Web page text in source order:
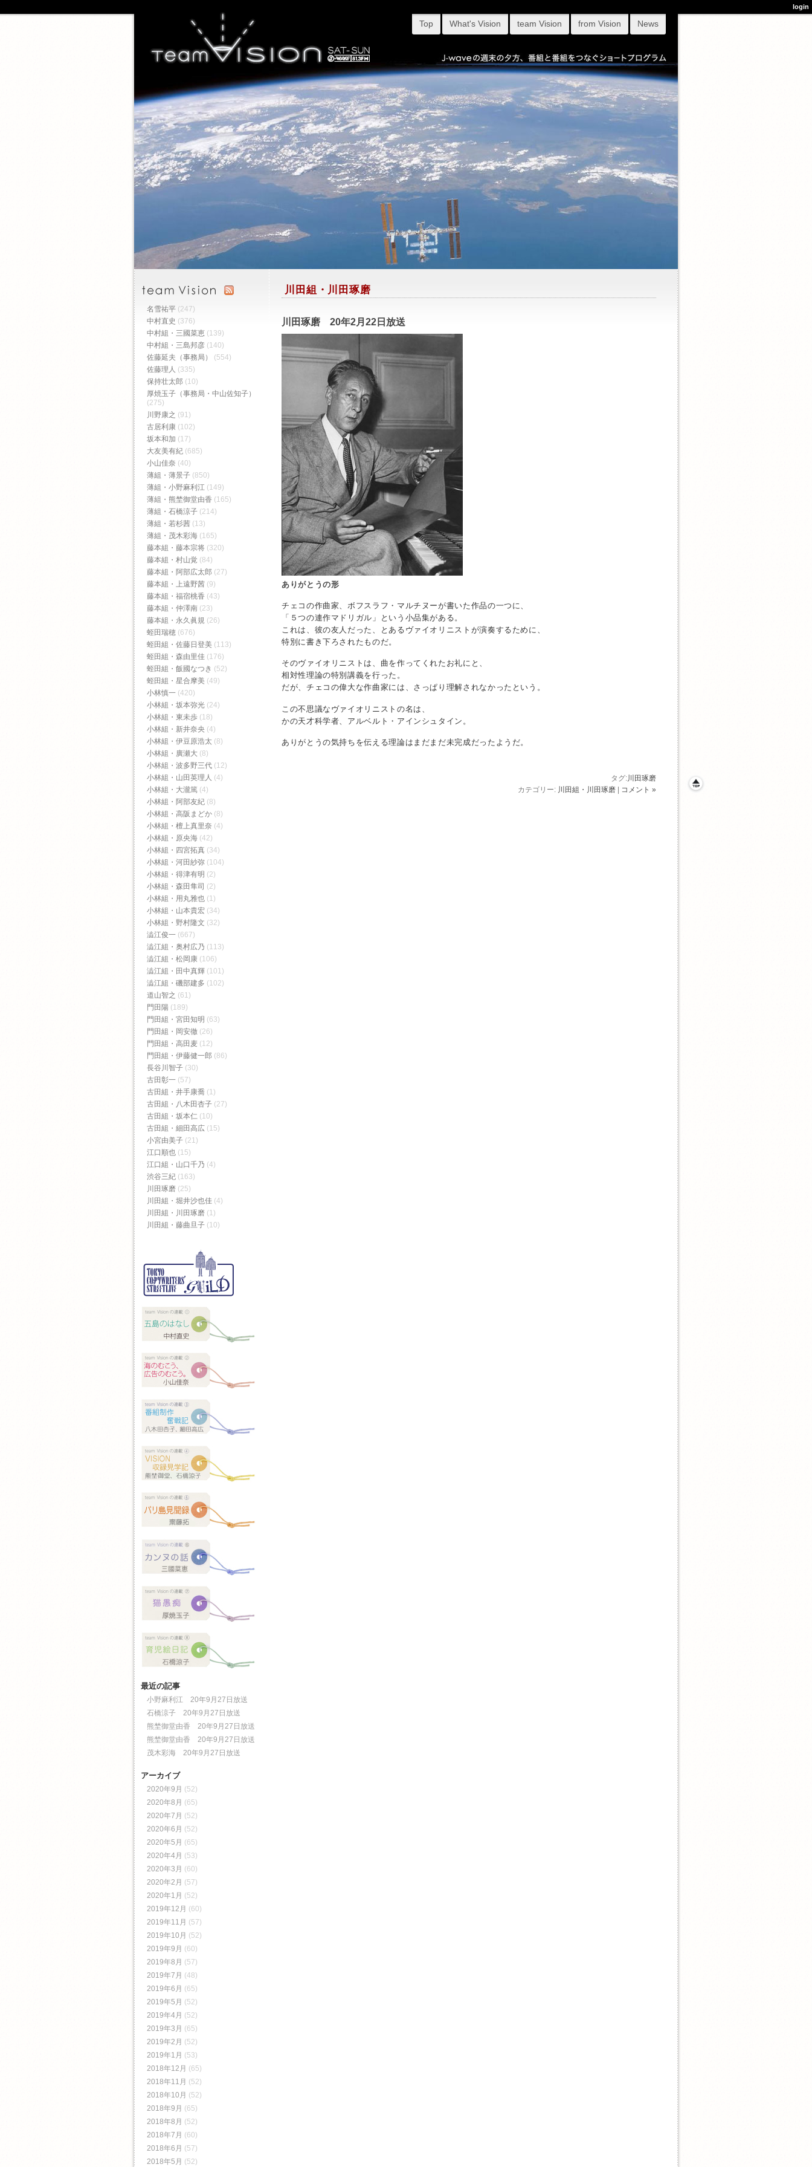
Top What's Vision team Vision from Vision News
川田組・川田琢磨
川田琢磨 20年2月22日放送
ありがとうの形
チェコの作曲家、ボフスラフ・マルチヌーが書いた作品の一つに、
「５つの連作マドリガル」という小品集がある。
これは、彼の友人だった、とあるヴァイオリニストが演奏するために、
特別に書き下ろされたものだ。
そのヴァイオリニストは、曲を作ってくれたお礼にと、
相対性理論の特別講義を行った。
だが、チェコの偉大な作曲家には、さっぱり理解されなかったという。
この不思議なヴァイオリニストの名は、
かの天才科学者、アルベルト・アインシュタイン。
ありがとうの気持ちを伝える理論はまだまだ未完成だったようだ。
タグ:川田琢磨
カテゴリー: 川田組・川田琢磨 コメント »
名雪祐平 (247)
中村直史 (376)
中村組・三國菜恵 (139)
中村組・三島邦彦 (140)
佐藤延夫（事務局）
(554)
佐藤理人 (335)
保持壮太郎 (10)
厚焼玉子（事務局・中山佐知子）
(275)
川野康之 (91)
古居利康 (102)
坂本和加 (17)
大友美有紀 (685)
小山佳奈 (40)
薄組・薄景子 (850)
薄組・小野麻利江 (149)
薄組・熊埜御堂由香 (165)
薄組・石橋涼子 (214)
薄組・若杉茜 (13)
薄組・茂木彩海 (165)
藤本組・藤本宗将 (320)
藤本組・村山覚 (84)
藤本組・阿部広太郎 (27)
藤本組・上遠野茜 (9)
藤本組・福宿桃香‬ (43)
藤本組・仲澤南 (23)
藤本組・永久眞規 (26)
蛭田瑞穂 (676)
蛭田組・佐藤日登美 (113)
蛭田組・森由里佳 (176)
蛭田組・飯國なつき (52)
蛭田組・星合摩美 (49)
小林慎一 (420)
小林組・坂本弥光 (24)
小林組・東未歩 (18)
小林組・新井奈央 (4)
小林組・伊豆原浩太 (8)
小林組・廣瀬大 (8)
小林組・波多野三代 (12)
小林組・山田英理人 (4)
小林組・大瀧篤 (4)
小林組・阿部友紀 (8)
小林組・高阪まどか (8)
小林組・檀上真里奈 (4)
小林組・原央海 (42)
小林組・四宮拓真 (34)
小林組・河田紗弥 (104)
小林組・得津有明 (2)
小林組・森田隼司 (2)
小林組・用丸雅也 (1)
小林組・山本貴宏 (34)
小林組・野村隆文 (32)
澁江俊一 (667)
澁江組・奥村広乃 (113)
澁江組・松岡康 (106)
澁江組・田中真輝 (101)
澁江組・磯部建多 (102)
道山智之 (61)
門田陽 (189)
門田組・宮田知明 (63)
門田組・岡安徹 (26)
門田組・高田麦 (12)
門田組・伊藤健一郎 (86)
長谷川智子 (30)
古田彰一 (57)
古田組・井手康喬 (1)
古田組・八木田杏子 (27)
古田組・坂本仁 (10)
古田組・細田高広 (15)
小宮由美子 (21)
江口順也 (15)
江口組・山口千乃 (4)
渋谷三紀 (163)
川田琢磨 (25)
川田組・堀井沙也佳 (4)
川田組・川田琢磨 (1)
川田組・藤曲旦子 (10)
最近の記事
小野麻利江 20年9月27日放送
石橋涼子 20年9月27日放送
熊埜御堂由香 20年9月27日放送
熊埜御堂由香 20年9月27日放送
茂木彩海 20年9月27日放送
アーカイブ
2020年9月 (52)
2020年8月 (65)
2020年7月 (52)
2020年6月 (52)
2020年5月 (65)
2020年4月 (53)
2020年3月 (60)
2020年2月 (57)
2020年1月 (52)
2019年12月 (60)
2019年11月 (57)
2019年10月 (52)
2019年9月 (60)
2019年8月 (57)
2019年7月 (48)
2019年6月 (65)
2019年5月 (52)
2019年4月 (52)
2019年3月 (65)
2019年2月 (52)
2019年1月 (53)
2018年12月 (65)
2018年11月 (52)
2018年10月 (52)
2018年9月 (65)
2018年8月 (52)
2018年7月 (60)
2018年6月 (57)
2018年5月 (52)
login